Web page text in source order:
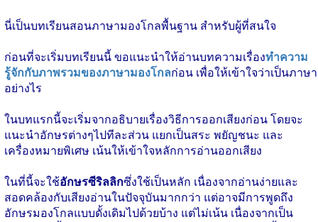
นี่เป็นบทเรียนสอนภาษามองโกลพื้นฐาน สำหรับผู้ที่สนใจ
ก่อนที่จะเริ่มบทเรียนนี้ ขอแนะนำให้อ่านบทความเรื่องทำความ
รู้จักกับภาพรวมของภาษามองโกลก่อน เพื่อให้เข้าใจว่าเป็นภาษา
อย่างไร
ในบทแรกนี้จะเริ่มจากอธิบายเรื่องวิธีการออกเสียงก่อน โดยจะ
แนะนำอักษรต่างๆไปทีละส่วน แยกเป็นสระ พยัญชนะ และ
เครื่องหมายพิเศษ เน้นให้เข้าใจหลักการอ่านออกเสียง
ในที่นี้จะใช้อักษรซีริลลิกซึ่งใช้เป็นหลัก เนื่องจากอ่านง่ายและ
สอดคล้องกับเสียงอ่านในปัจจุบันมากกว่า แต่อาจมีการพูดถึง
อักษรมองโกลแบบดั้งเดิมไปด้วยบ้าง แต่ไม่เน้น เนื่องจากเป็น